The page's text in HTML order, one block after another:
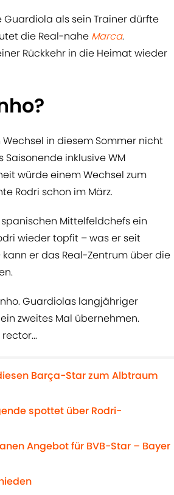
Guardiola als sein Trainer dürfte
die Real-nahe Marca.
Rückkehr in die Heimat wieder
in diesem Sommer nicht
inklusive WM
würde einem Wechsel zum
Rodri schon im März.
Mittelfeldchefs ein
wieder topfit – was er seit
er das Real-Zentrum über die
Guardiolas langjähriger
zweites Mal übernehmen.
Barça-Star zum Albtraum
spottet über Rodri-
Angebot für BVB-Star – Bayer